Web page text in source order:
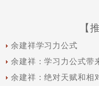
【
余建祥学习力公式
余建祥：学习力公式带
余建祥：绝对天赋和相